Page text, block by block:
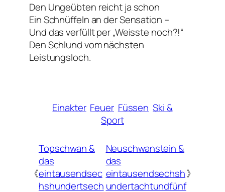
Den Ungeübten reicht ja schon
Ein Schnüffeln an der Sensation –
Und das verfüllt per „Weisste noch?!“
Den Schlund vom nächsten
Leistungsloch.
Einakter Feuer Füssen Ski &
Sport
《
Topschwan &
das
eintausendsec
hshundertsech
Neuschwanstein &
das
eintausendsechsh
undertachtundfünf
》